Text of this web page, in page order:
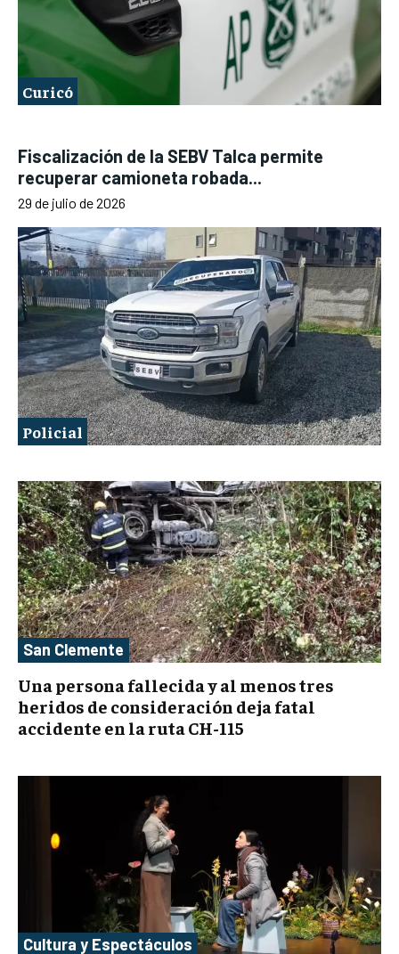
Curicó
Fiscalización de la SEBV Talca permite
recuperar camioneta robada...
29 de julio de 2026
Policial
San Clemente
Una persona fallecida y al menos tres
heridos de consideración deja fatal
accidente en la ruta CH-115
Cultura y Espectáculos